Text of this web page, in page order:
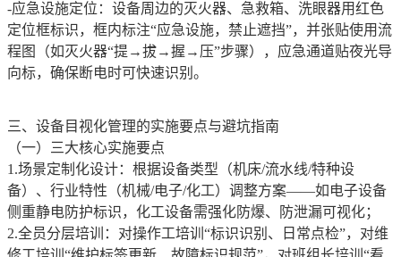
-应急设施定位：设备周边的灭火器、急救箱、洗眼器用红色
定位框标识，框内标注“应急设施，禁止遮挡”，并张贴使用流
程图（如灭火器“提→拔→握→压”步骤），应急通道贴夜光导
向标，确保断电时可快速识别。
三、设备目视化管理的实施要点与避坑指南
（一）三大核心实施要点
1.场景定制化设计：根据设备类型（机床/流水线/特种设
备）、行业特性（机械/电子/化工）调整方案——如电子设备
侧重静电防护标识，化工设备需强化防爆、防泄漏可视化；
2.全员分层培训：对操作工培训“标识识别、日常点检”，对维